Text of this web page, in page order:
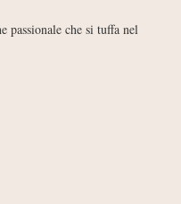
passionale che si tuffa nel